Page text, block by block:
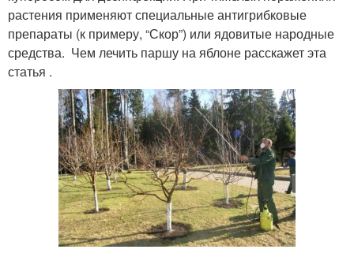
растения применяют специальные антигрибковые
препараты (к примеру, “Скор”) или ядовитые народные
средства. Чем лечить паршу на яблоне расскажет эта
статья .